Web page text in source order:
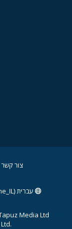
צור קשר
עברית (he_IL)
Media Ltd.